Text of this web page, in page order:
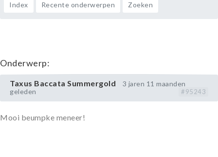
Index Recente onderwerpen Zoeken
Onderwerp:
Taxus Baccata Summergold
3 jaren 11 maanden
geleden
#95243
Mooi beumpke meneer!